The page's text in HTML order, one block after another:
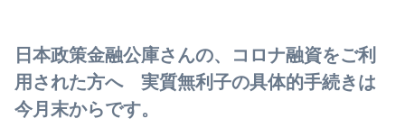
日本政策金融公庫さんの、コロナ融資をご利
用された方へ 実質無利子の具体的手続きは
今月末からです。